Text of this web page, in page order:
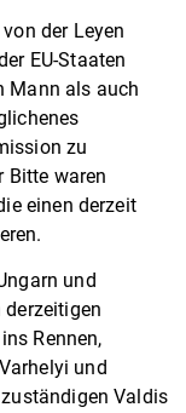
der Leyen
EU-Staaten
Mann als auch
zu
Bitte waren
einen derzeit
und
Rennen,
und
Valdis